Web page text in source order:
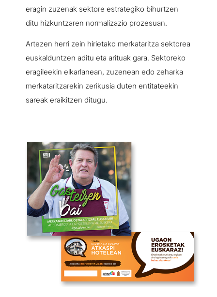
eragin zuzenak sektore estrategiko bihurtzen
ditu hizkuntzaren normalizazio prozesuan.
Artezen herri zein hirietako merkataritza sektorea
euskalduntzen aditu eta arituak gara. Sektoreko
eragileekin elkarlanean, zuzenean edo zeharka
merkataritzarekin zerikusia duten entitateekin
sareak eraikitzen ditugu.